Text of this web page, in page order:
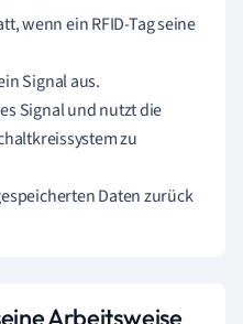
wenn ein RFID-Tag seine
Signal aus.
Signal und nutzt die
zu
Daten zurück
Arbeitsweise